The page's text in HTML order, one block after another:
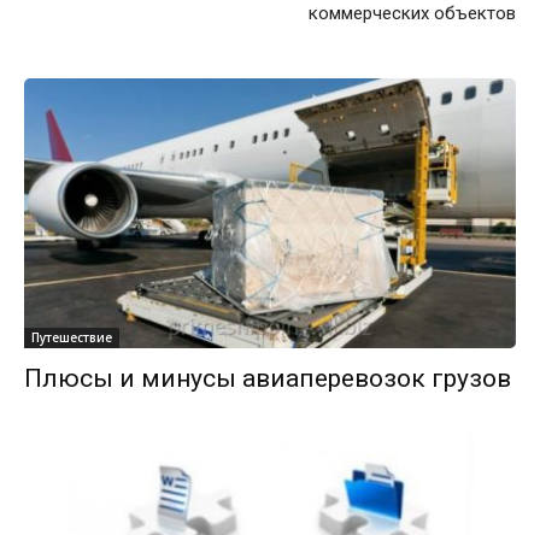
коммерческих объектов
Путешествие
Плюсы и минусы авиаперевозок грузов